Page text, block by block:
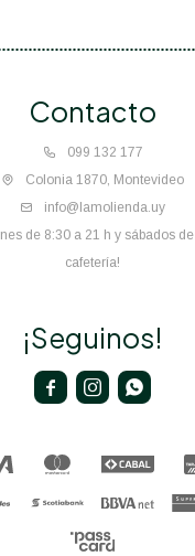
Contacto
099 132 177
Colonia 1870, Montevideo
info@lamolienda.uy
de 8:30 a 21 h y sábados
cafetería!
¡Seguinos!
  